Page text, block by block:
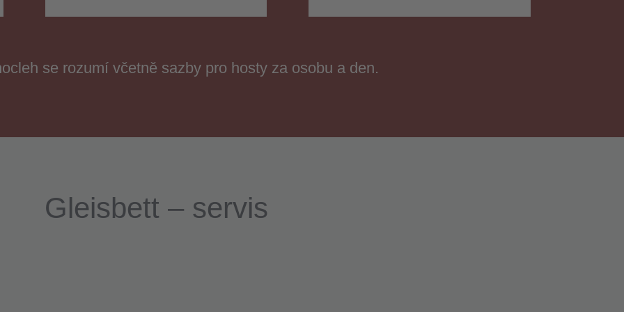
se rozumí včetně sazby pro hosty za osobu a den.
Gleisbett – servis